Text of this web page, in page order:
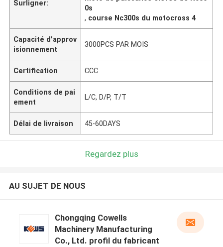
Surligner:
0s
, course Nc300s du motocross 4
Capacité d'approv
isionnement
3000PCS PAR MOIS
Certification CCC
Conditions de pai
ement
L/C, D/P, T/T
Délai de livraison 45-60DAYS
Regardez plus
AU SUJET DE NOUS
Chongqing Cowells
Machinery Manufacturing
Co., Ltd. profil du fabricant